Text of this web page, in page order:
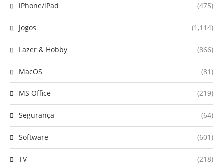
iPhone/iPad (475)
Jogos (1,114)
Lazer & Hobby (866)
MacOS (81)
MS Office (219)
Segurança (64)
Software (601)
TV (218)